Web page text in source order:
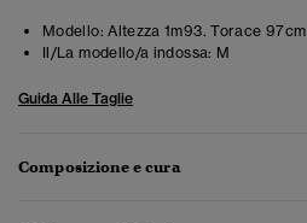
Modello: Altezza 1m93. Torace 97cm
Il/La modello/a indossa: M
Guida Alle Taglie
Composizione e cura